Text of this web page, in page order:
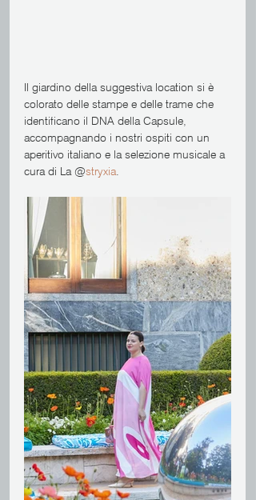
Il giardino della suggestiva location si è
colorato delle stampe e delle trame che
identificano il DNA della Capsule,
accompagnando i nostri ospiti con un
aperitivo italiano e la selezione musicale a
cura di La @stryxia